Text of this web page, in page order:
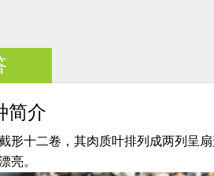
简介
截形十二卷，其肉质叶排列成两列呈
亮。